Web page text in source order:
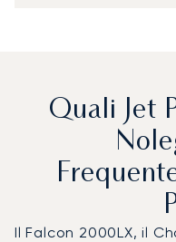
Quali Jet
Il Falcon 2000LX, il